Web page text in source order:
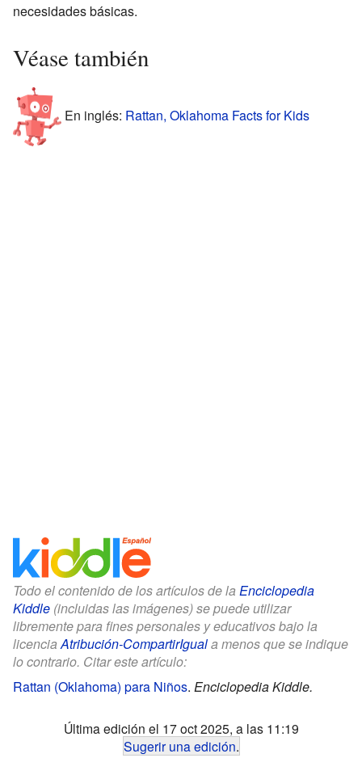
necesidades básicas.
Véase también
En inglés: Rattan, Oklahoma Facts for Kids
Todo el contenido de los artículos de la Enciclopedia
Kiddle (incluidas las imágenes) se puede utilizar
libremente para fines personales y educativos bajo la
licenciaAtribución-CompartirIguala menos que se indique
lo contrario. Citar este artículo:
Rattan (Oklahoma) para Niños. Enciclopedia Kiddle.
Última edición el 17 oct 2025, a las 11:19
Sugerir una edición.